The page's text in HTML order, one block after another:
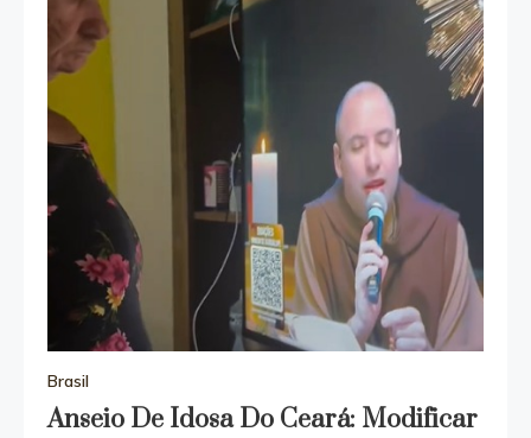
Brasil
Anseio De Idosa Do Ceará: Modificar